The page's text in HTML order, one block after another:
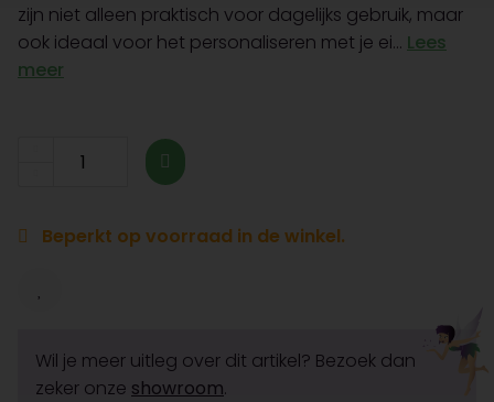
zijn niet alleen praktisch voor dagelijks gebruik, maar
ook ideaal voor het personaliseren met je ei... Lees
meer
Beperkt op voorraad in de winkel.
Wil je meer uitleg over dit artikel? Bezoek dan
zeker onze showroom.